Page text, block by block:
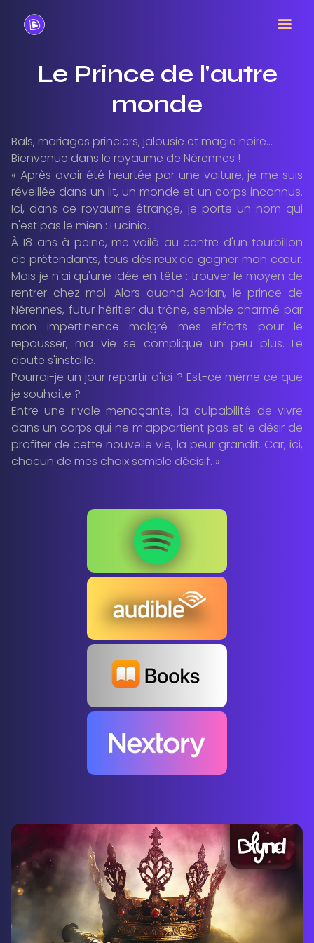
Le Prince de l'autre
monde
Bals, mariages princiers, jalousie et magie noire…
Bienvenue dans le royaume de Nérennes !
« Après avoir été heurtée par une voiture, je me suis
réveillée dans un lit, un monde et un corps inconnus.
Ici, dans ce royaume étrange, je porte un nom qui
n'est pas le mien : Lucinia.
À 18 ans à peine, me voilà au centre d'un tourbillon
de prétendants, tous désireux de gagner mon cœur.
Mais je n'ai qu'une idée en tête : trouver le moyen de
rentrer chez moi. Alors quand Adrian, le prince de
Nérennes, futur héritier du trône, semble charmé par
mon impertinence malgré mes efforts pour le
repousser, ma vie se complique un peu plus. Le
doute s'installe.
Pourrai-je un jour repartir d'ici ? Est-ce même ce que
je souhaite ?
Entre une rivale menaçante, la culpabilité de vivre
dans un corps qui ne m'appartient pas et le désir de
profiter de cette nouvelle vie, la peur grandit. Car, ici,
chacun de mes choix semble décisif. »